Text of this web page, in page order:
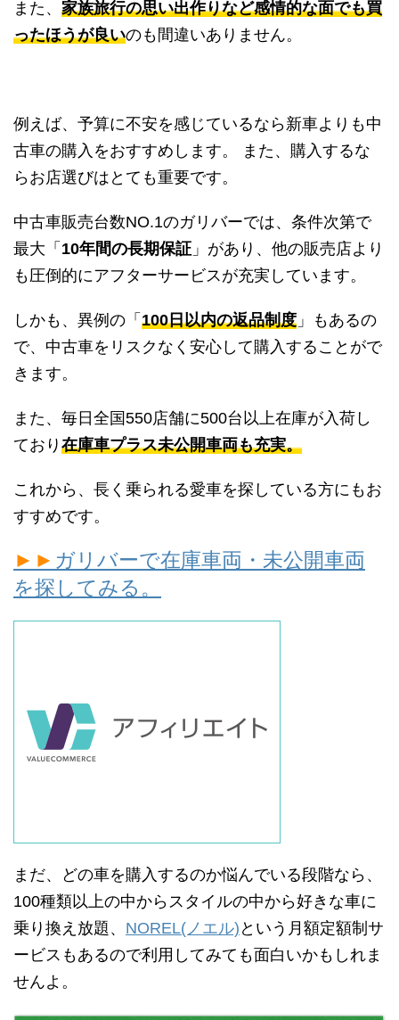
また、 家族旅行の思い出作りなど感情的な面でも買
ったほうが良いのも間違いありません。
例えば、予算に不安を感じているなら新車よりも中
古車の購入をおすすめします。 また、購入するな
らお店選びはとても重要です。
中古車販売台数NO.1のガリバーでは、条件次第で
最大「 10年間の長期保証 」があり、他の販売店より
も圧倒的にアフターサービスが充実しています。
しかも、異例の「 100日以内の返品制度 」もあるの
で、中古車をリスクなく安心して購入することがで
きます。
また、毎日全国550店舗に500台以上在庫が入荷し
ており 在庫車プラス未公開車両も充実。
これから、長く乗られる愛車を探している方にもお
すすめです。
►► ガリバーで在庫車両・未公開車両
を探してみる。
まだ、どの車を購入するのか悩んでいる段階なら、
100種類以上の中からスタイルの中から好きな車に
乗り換え放題、 NOREL(ノエル) という月額定額制サ
ービスもあるので利用してみても面白いかもしれま
せんよ。